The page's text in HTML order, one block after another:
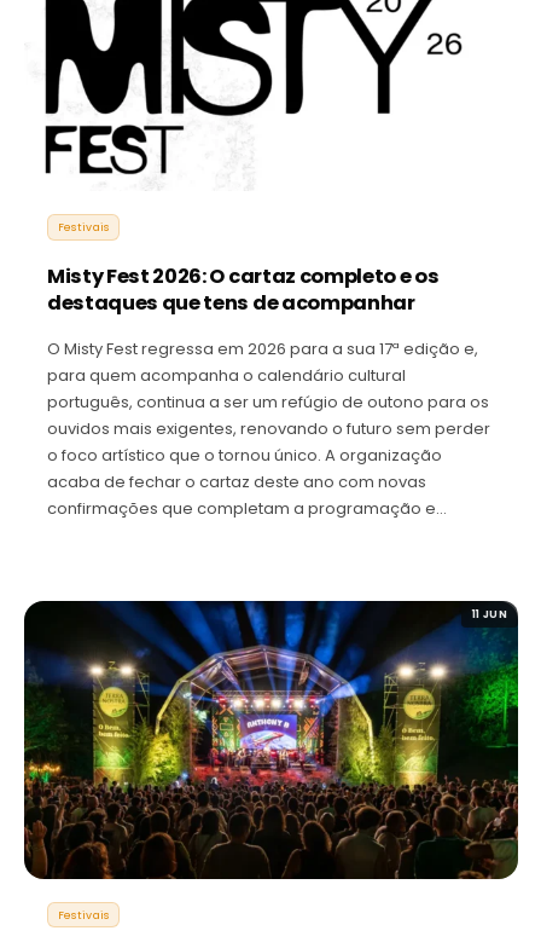
Festivais
Misty Fest 2026: O cartaz completo e os
destaques que tens de acompanhar
O Misty Fest regressa em 2026 para a sua 17ª edição e,
para quem acompanha o calendário cultural
português, continua a ser um refúgio de outono para os
ouvidos mais exigentes, renovando o futuro sem perder
o foco artístico que o tornou único. A organização
acaba de fechar o cartaz deste ano com novas
confirmações que completam a programação e…
11 JUN
Festivais